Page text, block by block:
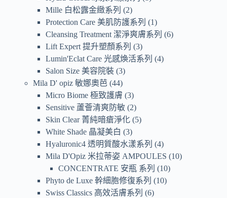
Mille 白松露金緻系列
2
Protection Care 美肌防護系列
1
Cleansing Treatment 潔淨爽膚系列
6
Lift Expert 提升塑顏系列
3
Lumin'Eclat Care 光感煥活系列
4
Salon Size 美容院裝 3
Mila D' opiz 敏娜奧芭 44
Micro Biome 極致護膚 3
Sensitive 蘆薈清爽防敏 2
Skin Clear 菁純暗瘡淨化 5
White Shade 晶凝美白
3
Hyaluronic4 透明質酸水漾系列
4
Mila D'Opiz 米拉蒂姿 AMPOULES
10
CONCENTRATE 安瓶 系列
10
Phyto de Luxe 幹細胞修復系列
10
Swiss Classics 高效活膚系列
6